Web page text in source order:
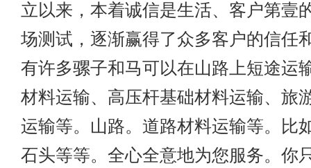
立以来，本着诚信是生活、客户第壹
场测试，逐渐赢得了众多客户的信任
有许多骡子和马可以在山路上短途运
材料运输、高压杆基础材料运输、旅
运输等。山路。道路材料运输等。比
石头等等。全心全意地为您服务。你